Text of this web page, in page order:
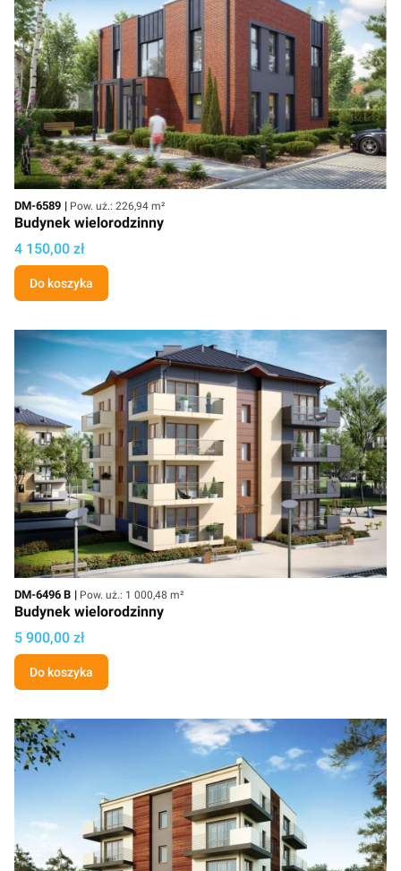
Kod
DM-6589 Powierzchnia użytkowa
Pow. uż.: 226,94 m²
Budynek wielorodzinny
Cena projektu
4 150,00 zł
Do koszyka
Kod
DM-6496 B Powierzchnia użytkowa
Pow. uż.: 1 000,48 m²
Budynek wielorodzinny
Cena projektu
5 900,00 zł
Do koszyka